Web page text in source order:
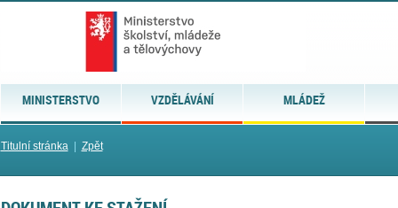
MINISTERSTVO VZDĚLÁVÁNÍ MLÁDEŽ
Titulní stránka| Zpět